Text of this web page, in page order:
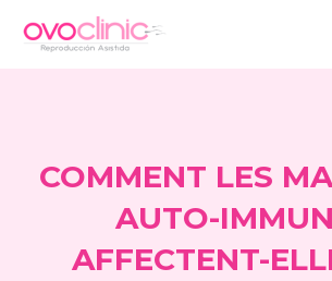
COMMENT LES
AUTO-
AFFECTENT-